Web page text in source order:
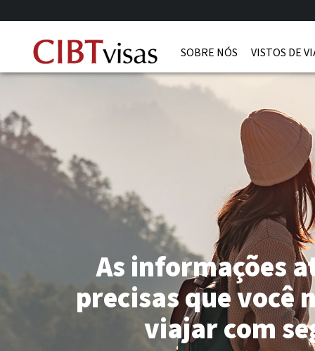
SOBRE NÓS VISTOS DE
As informações
precisas que você
viajar com